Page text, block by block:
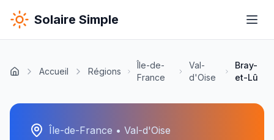
Solaire Simple
Accueil Régions
Île-de-
France
Val-
d'Oise
Bray-
et-Lû
Île-de-France • Val-d'Oise